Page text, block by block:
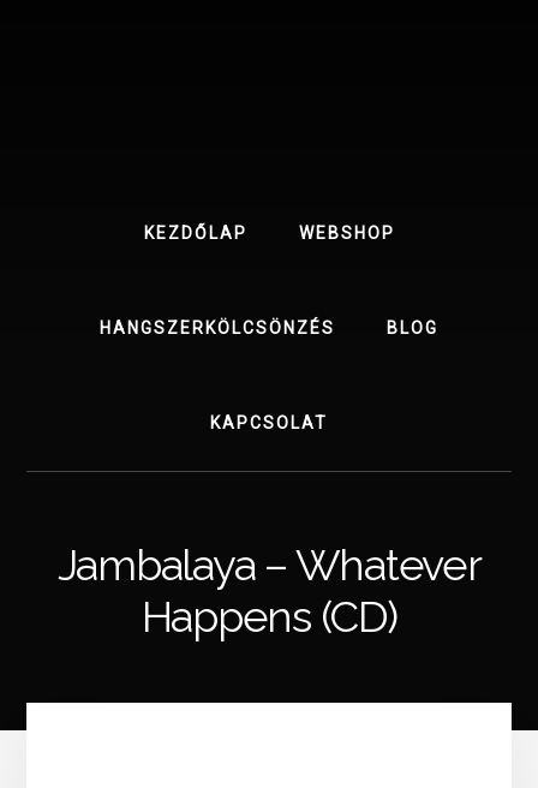
KEZDŐLAP WEBSHOP
HANGSZERKÖLCSÖNZÉS BLOG
KAPCSOLAT
Jambalaya – Whatever
Happens (CD)